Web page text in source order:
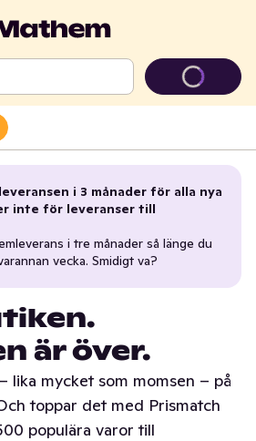
i 3 månader för alla nya
inte för leveranser till
i tre månader så länge du
vecka. Smidigt va?
är över.
lika mycket som momsen – på
toppar det med Prismatch
populära varor till